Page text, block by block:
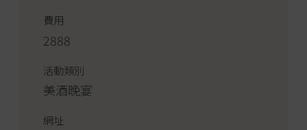
費用
2888
活動類別
美酒晚宴
網址